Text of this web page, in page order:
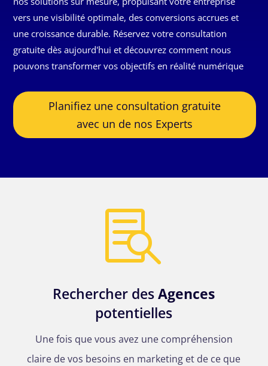
vers une visibilité optimale, des conversions accrues et
une croissance durable. Réservez votre consultation
gratuite dès aujourd'hui et découvrez comment nous
pouvons transformer vos objectifs en réalité numérique
Planifiez une consultation gratuite
avec un de nos Experts

Rechercher desAgences
potentielles
Une fois que vous avez une compréhension
claire de vos besoins en marketing et de ce que